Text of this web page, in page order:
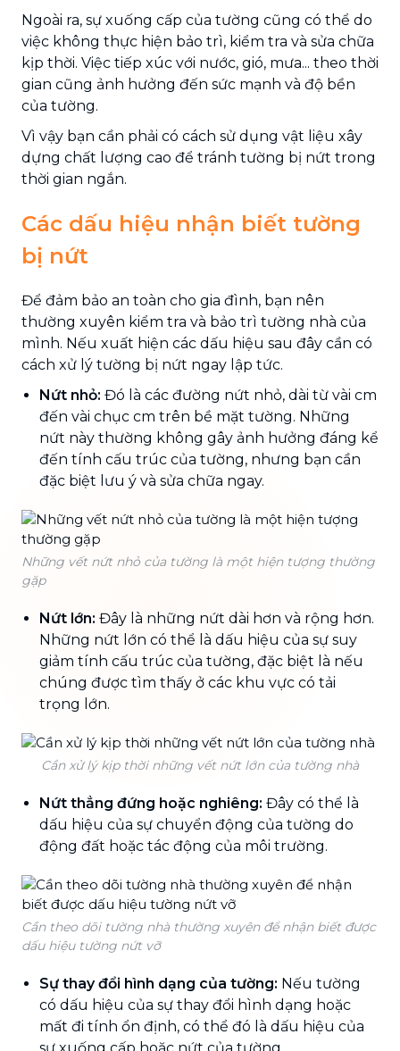
Ngoài ra, sự xuống cấp của tường cũng có thể do
việc không thực hiện bảo trì, kiểm tra và sửa chữa
kịp thời. Việc tiếp xúc với nước, gió, mưa... theo thời
gian cũng ảnh hưởng đến sức mạnh và độ bền
của tường.
Vì vậy bạn cần phải có cách sử dụng vật liệu xây
dựng chất lượng cao để tránh tường bị nứt trong
thời gian ngắn.
Các dấu hiệu nhận biết tường
bị nứt
Để đảm bảo an toàn cho gia đình, bạn nên
thường xuyên kiểm tra và bảo trì tường nhà của
mình. Nếu xuất hiện các dấu hiệu sau đây cần có
cách xử lý tường bị nứt ngay lập tức.
Nứt nhỏ: Đó là các đường nứt nhỏ, dài từ vài cm
đến vài chục cm trên bề mặt tường. Những
nứt này thường không gây ảnh hưởng đáng kể
đến tính cấu trúc của tường, nhưng bạn cần
đặc biệt lưu ý và sửa chữa ngay.
Những vết nứt nhỏ của tường là một hiện tượng thường
gặp
Nứt lớn: Đây là những nứt dài hơn và rộng hơn.
Những nứt lớn có thể là dấu hiệu của sự suy
giảm tính cấu trúc của tường, đặc biệt là nếu
chúng được tìm thấy ở các khu vực có tải
trọng lớn.
Cần xử lý kịp thời những vết nứt lớn của tường nhà
Nứt thẳng đứng hoặc nghiêng: Đây có thể là
dấu hiệu của sự chuyển động của tường do
động đất hoặc tác động của môi trường.
Cần theo dõi tường nhà thường xuyên để nhận biết được
dấu hiệu tường nứt vỡ
Sự thay đổi hình dạng của tường: Nếu tường
có dấu hiệu của sự thay đổi hình dạng hoặc
mất đi tính ổn định, có thể đó là dấu hiệu của
sự xuống cấp hoặc nứt của tường.